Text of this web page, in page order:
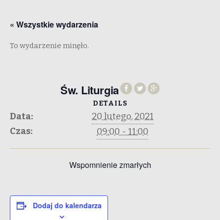
« Wszystkie wydarzenia
To wydarzenie minęło.
Św. Liturgia
DETAILS
Data:
20 lutego, 2021
Czas:
09:00 - 11:00
Wspomnienie zmarłych
Dodaj do kalendarza